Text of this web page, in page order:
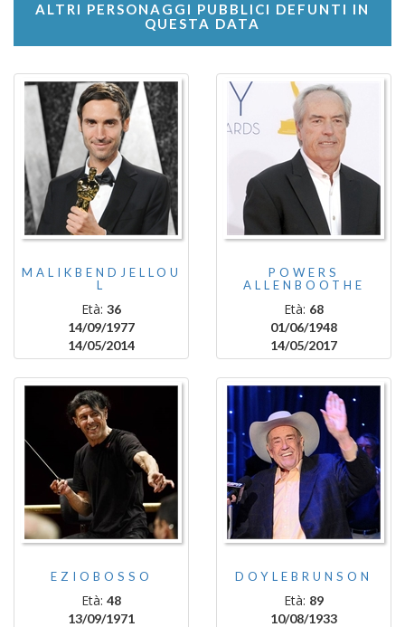
ALTRI PERSONAGGI PUBBLICI DEFUNTI IN
QUESTA DATA
MALIKBENDJELLOU
L
Età: 36
14/09/1977
14/05/2014
POWERS
ALLENBOOTHE
Età: 68
01/06/1948
14/05/2017
EZIOBOSSO
Età: 48
13/09/1971
DOYLEBRUNSON
Età: 89
10/08/1933